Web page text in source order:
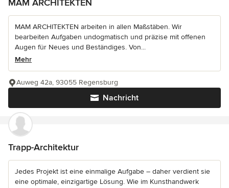
MAM ARCHITEKTEN
MAM ARCHITEKTEN arbeiten in allen Maßstäben. Wir
bearbeiten Aufgaben undogmatisch und präzise mit offenen
Augen für Neues und Beständiges. Von...
Mehr
Nachricht
Auweg 42a, 93055 Regensburg
Trapp-Architektur
Jedes Projekt ist eine einmalige Aufgabe – daher verdient sie
eine optimale, einzigartige Lösung. Wie im Kunsthandwerk